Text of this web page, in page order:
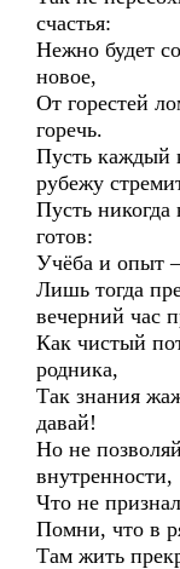
счастья:
Нежно будет
новое,
От горестей
горечь.
Пусть каждый
рубежу
Пусть никогда
готов:
Учёба и опыт
Лишь тогда
вечерний час
Как чистый
родника,
Так знания
давай!
Но не
внутренности,
Что не
Помни, что в
Там жить